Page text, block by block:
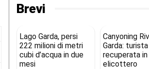
Brevi
Lago Garda, persi
222 milioni di metri
cubi d’acqua in due
mesi
Canyoning
Garda:
recuperata in
elicottero